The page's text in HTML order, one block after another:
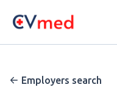
Employers search